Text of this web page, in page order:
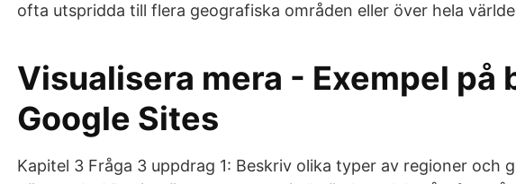
ofta utspridda till flera geografiska områden eller över hela
Visualisera mera - Exempel på
Google Sites
Kapitel 3 Fråga 3 uppdrag 1: Beskriv olika typer av regioner och